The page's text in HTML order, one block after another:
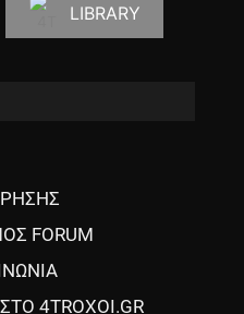
LIBRARY
FORUM
4TROXOI.GR